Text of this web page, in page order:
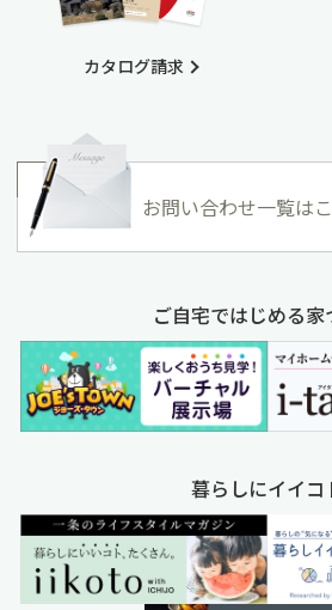
カタログ請求
お問い合わせ一覧は
ご自宅ではじめる家
暮らしにイイコ